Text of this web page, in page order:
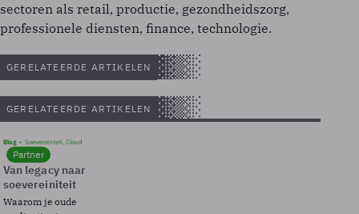
sectoren als retail, productie, gezondheidszorg,
professionele diensten, finance, technologie.
GERELATEERDE ARTIKELEN
GERELATEERDE ARTIKELEN
Blog Soevereinteit, Cloud
Partner
Van legacy naar
soevereiniteit
Waarom je oude